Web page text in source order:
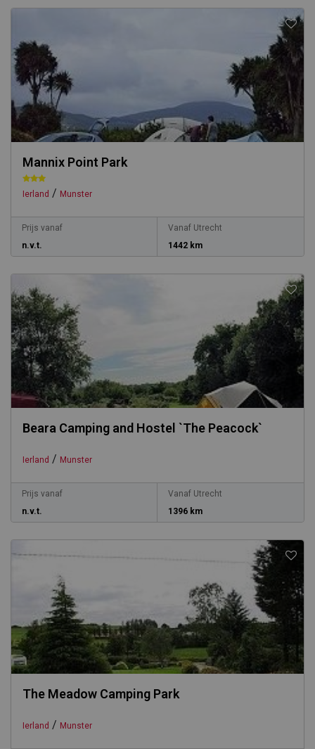
Mannix Point Park
Ierland / Munster
Prijs vanaf
n.v.t.
Vanaf Utrecht
1442 km
Beara Camping and Hostel `The Peacock`
Ierland / Munster
Prijs vanaf
n.v.t.
Vanaf Utrecht
1396 km
The Meadow Camping Park
Ierland / Munster